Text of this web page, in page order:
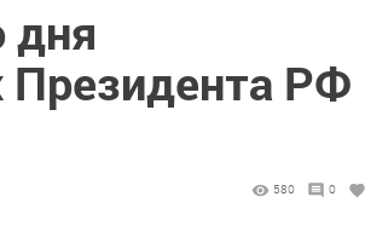
дня
Президента РФ
580 0